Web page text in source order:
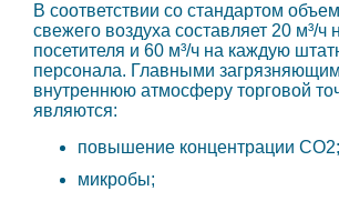
В соответствии со стандартом
свежего воздуха составляет 20 м³/ч
посетителя и 60 м³/ч на каждую
персонала. Главными
внутреннюю атмосферу торговой
являются:
повышение концентрации CO2;
микробы;